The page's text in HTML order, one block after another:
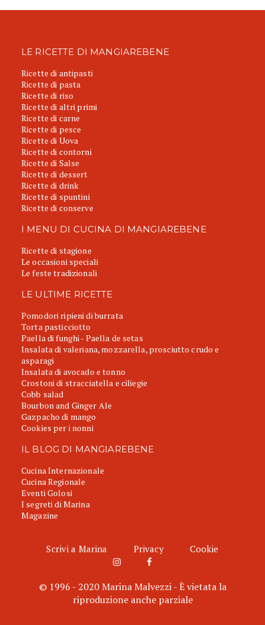
LE RICETTE DI MANGIAREBENE
Ricette di antipasti
Ricette di pasta
Ricette di riso
Ricette di altri primi
Ricette di carne
Ricette di pesce
Ricette di Uova
Ricette di contorni
Ricette di Salse
Ricette di dessert
Ricette di drink
Ricette di spuntini
Ricette di conserve
I MENU DI CUCINA DI MANGIAREBENE
Ricette di stagione
Le occasioni speciali
Le feste tradizionali
LE ULTIME RICETTE
Pomodori ripieni di burrata
Torta pasticciotto
Paella di funghi - Paella de setas
Insalata di valeriana, mozzarella, prosciutto crudo e
asparagi
Insalata di avocado e tonno
Crostoni di stracciatella e ciliegie
Cobb salad
Bourbon and Ginger Ale
Gazpacho di mango
Cookies per i nonni
IL BLOG DI MANGIAREBENE
Cucina Internazionale
Cucina Regionale
Eventi Golosi
I segreti di Marina
Magazine
Scrivi a Marina Privacy Cookie
© 1996 - 2020 Marina Malvezzi - È vietata la
riproduzione anche parziale